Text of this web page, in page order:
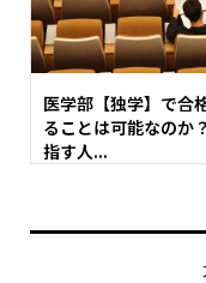
医学部【独学】で合
ることは可能なのか
指す人...